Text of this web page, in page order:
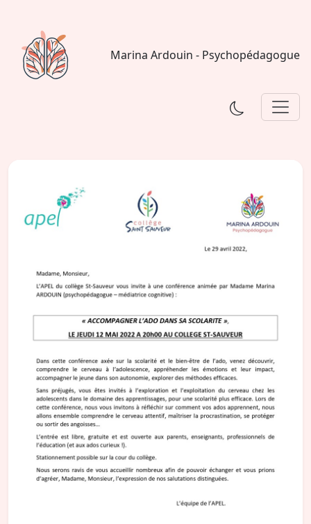
Marina Ardouin - Psychopédagogue